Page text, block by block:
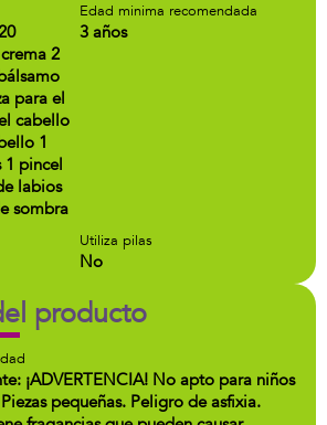
2
para el
cabello
1
1 pincel
labios
sombra
Edad minima recomendada
3 años
Utiliza pilas
No
producto
¡ADVERTENCIA! No apto para niños
pequeñas. Peligro de asfixia.